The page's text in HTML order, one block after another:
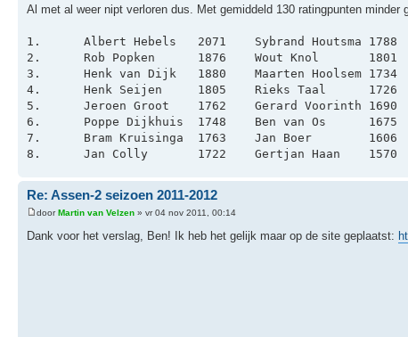
Al met al weer nipt verloren dus. Met gemiddeld 130 ratingpunten
Re: Assen-2 seizoen 2011-2012
doorMartin van Velzen » vr 04 nov 2011, 00:14
Dank voor het verslag, Ben! Ik heb het gelijk maar op de site geplaatst: